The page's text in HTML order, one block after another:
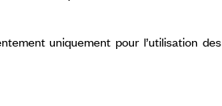
uniquement pour l’utilisation des